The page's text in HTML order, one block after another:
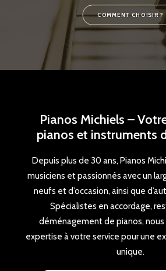
COMMENT CHOISIR ?
Pianos Michiels –
pianos et instruments
Depuis plus de 30 ans, Pianos
musiciens et passionnés avec un
neufs et d’occasion, ainsi que
Spécialistes en accordage,
déménagement de pianos,
expertise à votre service pour une
unique.